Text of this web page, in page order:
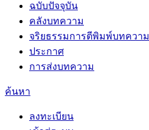
ฉบับปัจจุบัน
คลังบทความ
จริยธรรมการตีพิมพ์บทความ
ประกาศ
การส่งบทความ
ค้นหา
ลงทะเบียน